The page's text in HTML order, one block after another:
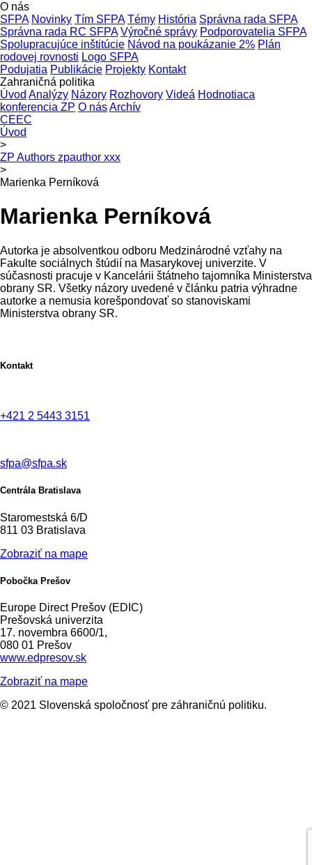
O nás
SFPA Novinky Tím SFPA Témy História Správna rada SFPA
Správna rada RC SFPA Výročné správy Podporovatelia SFPA
Spolupracujúce inštitúcie Návod na poukázanie 2% Plán
rodovej rovnosti Logo SFPA
Podujatia Publikácie Projekty Kontakt
Zahraničná politika
Úvod Analýzy Názory Rozhovory Videá Hodnotiaca
konferencia ZP O násArchív
CEEC
Úvod
>
ZP Authors zpauthor xxx
>
Marienka Perníková
Marienka Perníková
Autorka je absolventkou odboru Medzinárodné vzťahy na
Fakulte sociálnych štúdií na Masarykovej univerzite. V
súčasnosti pracuje v Kancelárii štátneho tajomníka Ministerstva
obrany SR. Všetky názory uvedené v článku patria výhradne
autorke a nemusia korešpondovať so stanoviskami
Ministerstva obrany SR.
Kontakt
+421 2 5443 3151
sfpa@sfpa.sk
Centrála Bratislava
Staromestská 6/D
811 03 Bratislava
Zobraziť na mape
Pobočka Prešov
Europe Direct Prešov (EDIC)
Prešovská univerzita
17. novembra 6600/1,
080 01 Prešov
www.edpresov.sk
Zobraziť na mape
© 2021 Slovenská spoločnosť pre záhraničnú politiku.